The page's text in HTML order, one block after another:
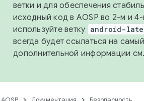
ветки и для обеспечения
исходный код в AOSP во 2-м и
используйте ветку android-
всегда будет ссылаться на
дополнительной информации см.